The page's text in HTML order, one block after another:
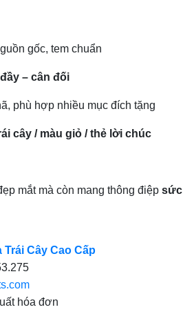
gốc, tem chuẩn
– cân đối
phù hợp nhiều mục đích tặng
cây / màu giỏ / thẻ lời chúc
mắt mà còn mang thông điệp sức
Trái Cây Cao Cấp
hóa đơn